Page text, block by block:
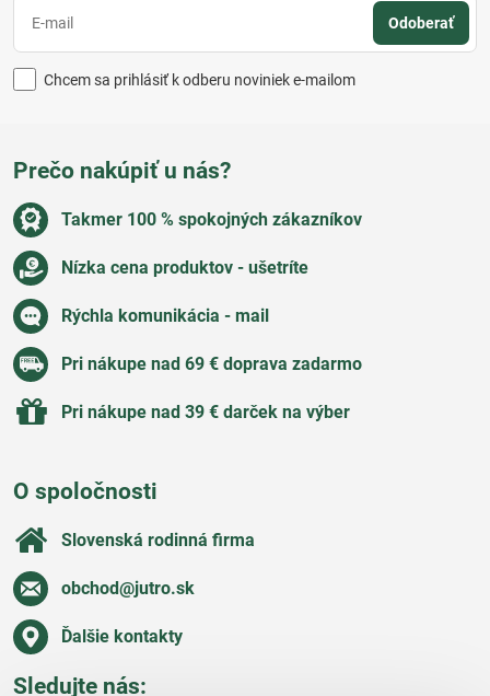
Odoberať
Chcem sa prihlásiť k odberu noviniek e-mailom
Prečo nakúpiť u nás?
Takmer 100 % spokojných zákazníkov
Nízka cena produktov - ušetríte
Rýchla komunikácia - mail
Pri nákupe nad 69 € doprava zadarmo
Pri nákupe nad 39 € darček na výber
O spoločnosti
Slovenská rodinná firma
obchod​@jutro​.sk
Ďalšie kontakty
Sledujte nás: